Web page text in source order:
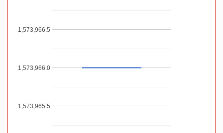
1,573,965.5
1,573,966.0
1,573,966.5